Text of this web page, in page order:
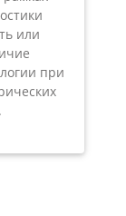
или
при